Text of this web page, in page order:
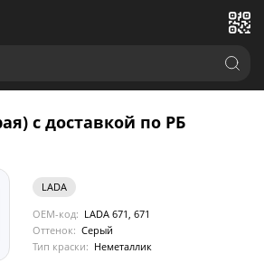
с доставкой по РБ
LADA
OEM-код: LADA 671, 671
Оттенок: Серый
Тип краски: Неметаллик